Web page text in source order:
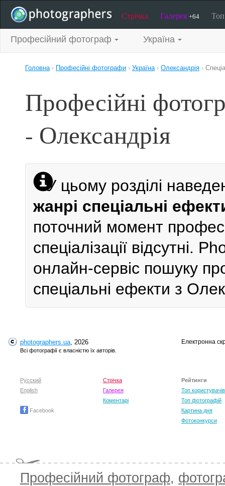
Стрічка Галерея +64
Професійний фотограф Україна
Головна› Професійні фотографи › Україна› Олександрія ›
Професійні
- Олександрія
У цьому розділі
жанрі спеціальні
поточний момент
спеціалізації відсутні.
онлайн-сервіс пошуку
спеціальні ефекти з
photographers.ua, 2026
Всі фотографії є власністю їх авторів.
Електронна
Русский
English
Facebook
Стрічка
Галерея
Коментарі
Рейтинги
Топ користувачів
Топ фотографій
Картина дня
Фотоконкурси
Професійний фотограф,